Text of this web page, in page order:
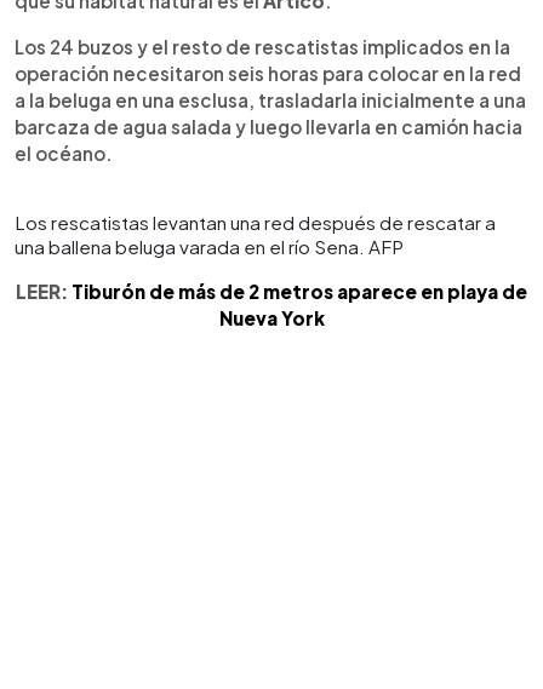
Los 24 buzos y el resto de rescatistas implicados en la
operación necesitaron seis horas para colocar en la red
a la beluga en una esclusa, trasladarla inicialmente a una
barcaza de agua salada y luego llevarla en camión hacia
el océano.
Los rescatistas levantan una red después de rescatar a
una ballena beluga varada en el río Sena. AFP
LEER: Tiburón de más de 2 metros aparece en playa de
Nueva York